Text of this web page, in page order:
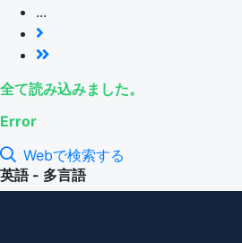
...
全て読み込みました。
Error
Webで検索する
英語 - 多言語